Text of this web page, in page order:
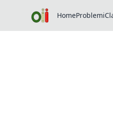
HomeProblemi